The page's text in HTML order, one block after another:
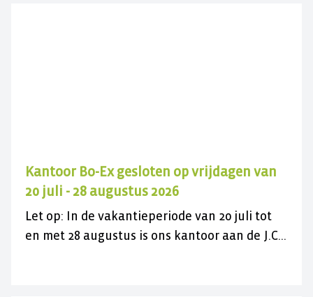
Kantoor Bo-Ex gesloten op vrijdagen van
20 juli - 28 augustus 2026
Let op: In de vakantieperiode van 20 juli tot
en met 28 augustus is ons kantoor aan de J.C.